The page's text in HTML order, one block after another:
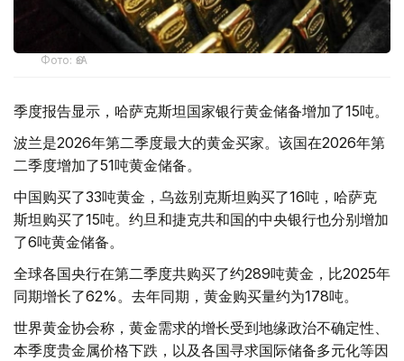
Фото: ӨзА
季度报告显示，哈萨克斯坦国家银行黄金储备增加了15吨。
波兰是2026年第二季度最大的黄金买家。该国在2026年第
二季度增加了51吨黄金储备。
中国购买了33吨黄金，乌兹别克斯坦购买了16吨，哈萨克
斯坦购买了15吨。约旦和捷克共和国的中央银行也分别增加
了6吨黄金储备。
全球各国央行在第二季度共购买了约289吨黄金，比2025年
同期增长了62%。去年同期，黄金购买量约为178吨。
世界黄金协会称，黄金需求的增长受到地缘政治不确定性、
本季度贵金属价格下跌，以及各国寻求国际储备多元化等因